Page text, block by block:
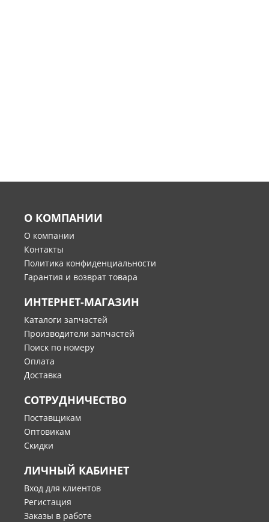
О КОМПАНИИ
О компании
Контакты
Политика конфиденциальности
Гарантия и возврат товара
ИНТЕРНЕТ-МАГАЗИН
Каталоги запчастей
Производители запчастей
Поиск по номеру
Оплата
Доставка
СОТРУДНИЧЕСТВО
Поставщикам
Оптовикам
Скидки
ЛИЧНЫЙ КАБИНЕТ
Вход для клиентов
Регистация
Заказы в работе